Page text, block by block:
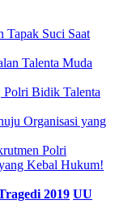
Tapak Suci Saat
Talenta Muda
Polri Bidik Talenta
Organisasi yang
Polri
Kebal Hukum!
2019 UU